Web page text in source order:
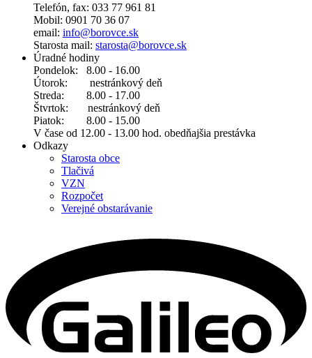
Telefón, fax: 033 77 961 81
Mobil: 0901 70 36 07
email: info@borovce.sk
Starosta mail: starosta@borovce.sk
Úradné hodiny
Pondelok: 8.00 - 16.00
Útorok: nestránkový deň
Streda: 8.00 - 17.00
Štvrtok: nestránkový deň
Piatok: 8.00 - 15.00
V čase od 12.00 - 13.00 hod. obedňajšia prestávka
Odkazy
Starosta obce
Tlačivá
VZN
Rozpočet
Verejné obstarávanie